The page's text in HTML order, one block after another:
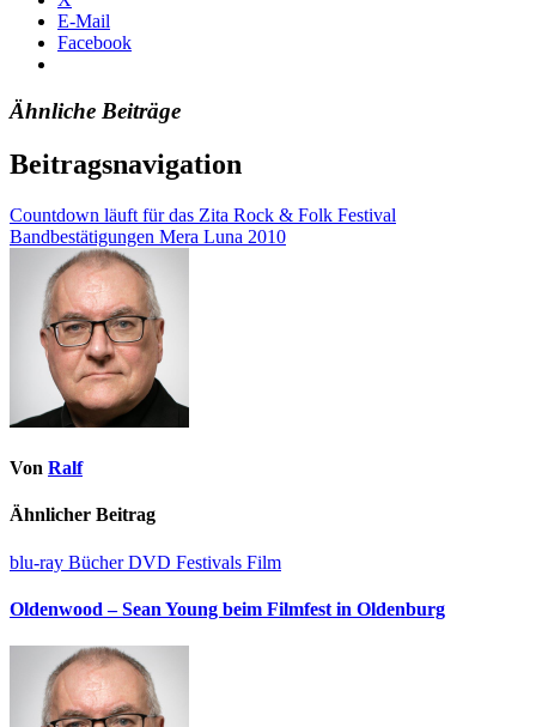
E-Mail
Facebook
Ähnliche Beiträge
Beitragsnavigation
Countdown läuft für das Zita Rock & Folk Festival
Bandbestätigungen Mera Luna 2010
Von Ralf
Ähnlicher Beitrag
blu-ray BücherDVD Festivals Film
Oldenwood – Sean Young beim Filmfest in Oldenburg